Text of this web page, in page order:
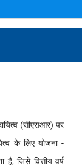
(सीएसआर) पर
के लिए योजना -
जिसे वित्तीय वर्ष